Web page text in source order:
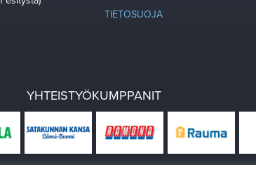
TIETOSUOJA
YHTEISTYÖKUMPPANIT